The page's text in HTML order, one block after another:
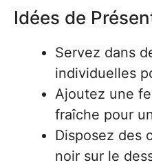
Idées de
Servez dans
individuelles
Ajoutez une
fraîche pour
Disposez des
noir sur le